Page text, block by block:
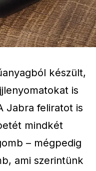
készült,
is
Jabra feliratot is
mindkét
– mégpedig
ami szerintünk